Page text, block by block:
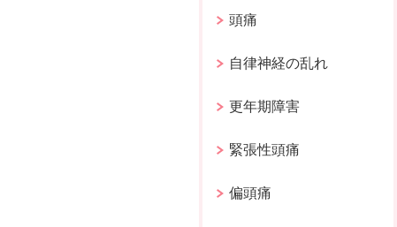
頭痛
自律神経の乱れ
更年期障害
緊張性頭痛
偏頭痛